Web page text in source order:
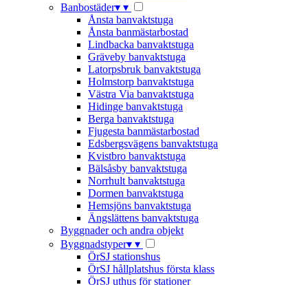
Banbostäder▾ ▾
Ånsta banvaktstuga
Ånsta banmästarbostad
Lindbacka banvaktstuga
Gräveby banvaktstuga
Latorpsbruk banvaktstuga
Holmstorp banvaktstuga
Västra Via banvaktstuga
Hidinge banvaktstuga
Berga banvaktstuga
Fjugesta banmästarbostad
Edsbergsvägens banvaktstuga
Kvistbro banvaktstuga
Bälsåsby banvaktstuga
Norrhult banvaktstuga
Dormen banvaktstuga
Hemsjöns banvaktstuga
Ängslättens banvaktstuga
Byggnader och andra objekt
Byggnadstyper▾ ▾
ÖrSJ stationshus
ÖrSJ hållplatshus första klass
ÖrSJ uthus för stationer